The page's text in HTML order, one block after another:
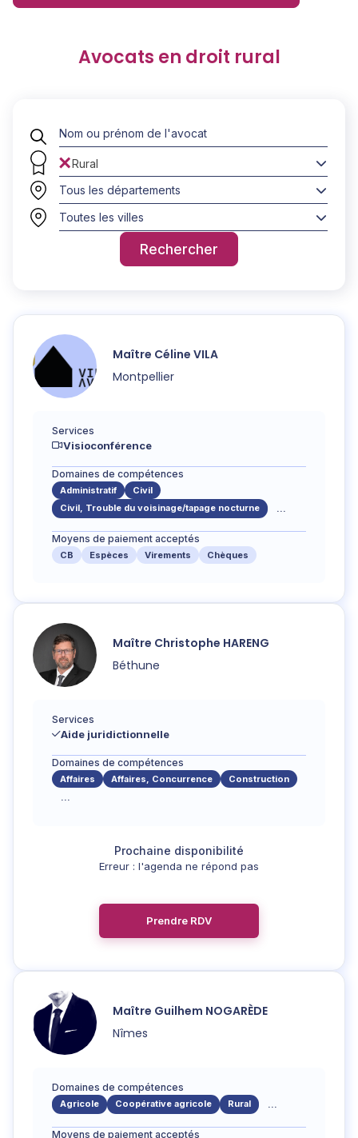
Avocats en droit rural
Tous les départements
Toutes les villes
×Rural
Rechercher
Maître Céline VILA
Montpellier
Services
Visioconférence
Domaines de compétences
Administratif
Civil
Civil, Trouble du voisinage/tapage nocturne
...
Moyens de paiement acceptés
CB Espèces Virements Chèques
Maître Christophe HARENG
Béthune
Services
Aide juridictionnelle
Domaines de compétences
Affaires Affaires, Concurrence
Construction
...
Erreur : l'agenda ne répond pas
Prendre RDV
Maître Guilhem NOGARÈDE
Nîmes
Domaines de compétences
Agricole Coopérative agricole Rural ...
Moyens de paiement acceptés